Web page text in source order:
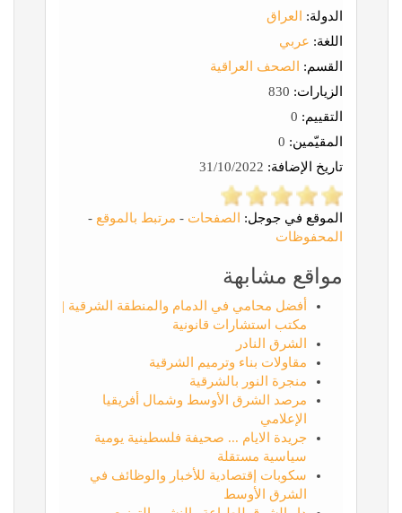
الدولة:
العراق
اللغة: عربي
القسم:
الصحف العراقية
الزيارات:
التقييم:
المقيّمين:
تاريخ الإضافة:
الموقع في جوجل: الصفحات - مرتبط بالموقع -
المحفوظات
مواقع مشابهة
أفضل محامي في الدمام والمنطقة الشرقية |
مكتب استشارات قانونية
الشرق النادر
مقاولات بناء وترميم الشرقية
منجرة النور بالشرقية
مرصد الشرق الأوسط وشمال أفريقيا
الإعلامي
جريدة الايام ... صحيفة فلسطينية يومية
سياسية مستقلة
سكوبات إقتصادية للأخبار والوظائف في
الشرق الأوسط